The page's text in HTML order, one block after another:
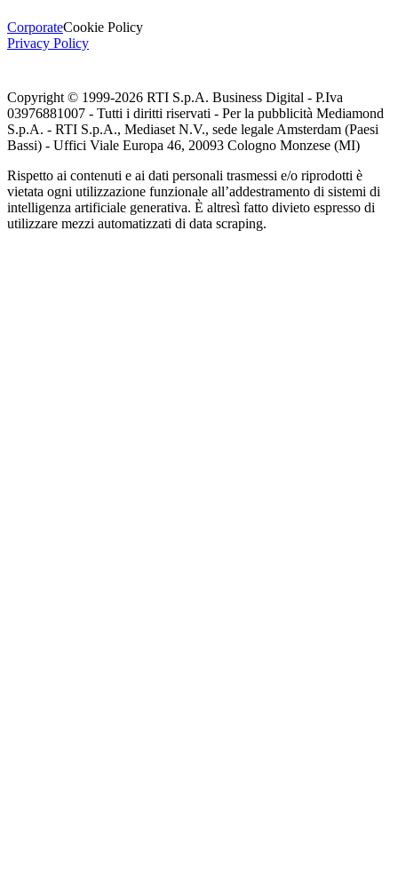
CorporateCookie Policy
Privacy Policy
Copyright © 1999-2026 RTI S.p.A. Business Digital - P.Iva
03976881007 - Tutti i diritti riservati - Per la pubblicità Mediamond
S.p.A. - RTI S.p.A., Mediaset N.V., sede legale Amsterdam (Paesi
Bassi) - Uffici Viale Europa 46, 20093 Cologno Monzese (MI)
Rispetto ai contenuti e ai dati personali trasmessi e/o riprodotti è
vietata ogni utilizzazione funzionale all’addestramento di sistemi di
intelligenza artificiale generativa. È altresì fatto divieto espresso di
utilizzare mezzi automatizzati di data scraping.